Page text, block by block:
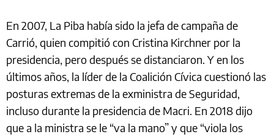
En 2007, La Piba había sido la jefa de campaña de
Carrió, quien compitió con Cristina Kirchner por la
presidencia, pero después se distanciaron. Y en los
últimos años, la líder de la Coalición Cívica cuestionó las
posturas extremas de la exministra de Seguridad,
incluso durante la presidencia de Macri. En 2018 dijo
que a la ministra se le “va la mano” y que “viola los